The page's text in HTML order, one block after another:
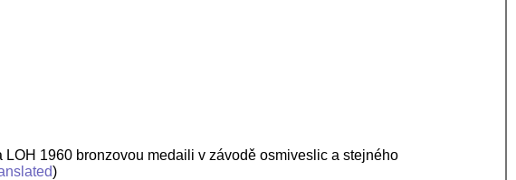
1960 bronzovou medaili v závodě osmiveslic a stejného
)